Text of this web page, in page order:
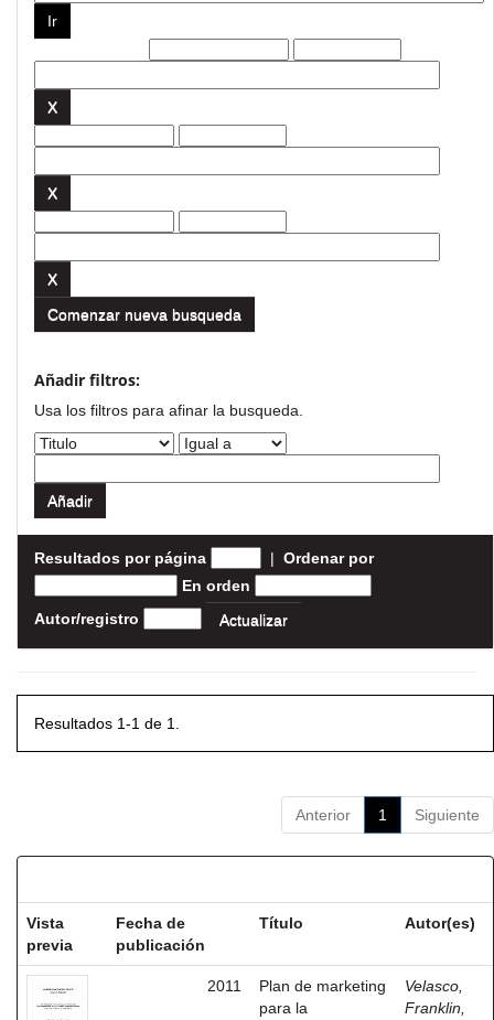
Comenzar nueva busqueda
Añadir filtros:
Usa los filtros para afinar la busqueda.
Resultados por página | Ordenar por
En orden
Autor/registro
Resultados 1-1 de 1.
Anterior 1 Siguiente
Vista
previa
Fecha de
publicación
Título Autor(es)
2011
Plan de marketing
para la
Velasco,
Franklin,